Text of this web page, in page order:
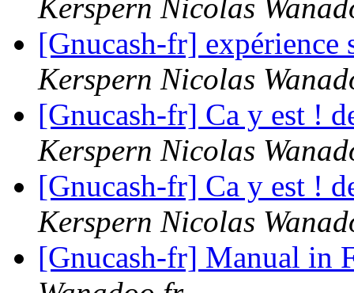
Kerspern Nicolas
[Gnucash-fr]
Kerspern Nicolas
[Gnucash-fr] Ca y est !
Kerspern Nicolas
[Gnucash-fr] Ca y est !
Kerspern Nicolas
[Gnucash-fr] Manual in